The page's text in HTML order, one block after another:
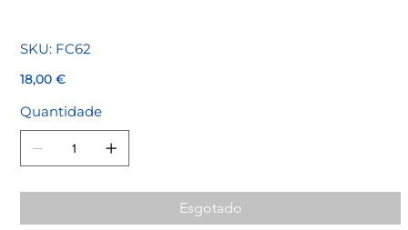
SKU: SKU
FC62
FC62
Preço
18,00 €
Quantidade
Esgotado